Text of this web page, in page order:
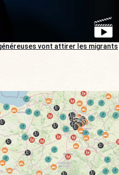
généreuses vont attirer les migrants